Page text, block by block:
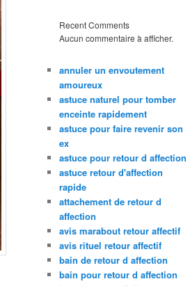
Recent Comments
Aucun commentaire à afficher.
annuler un envoutement
amoureux
astuce naturel pour tomber
enceinte rapidement
astuce pour faire revenir son
ex
astuce pour retour d affection
astuce retour d'affection
rapide
attachement de retour d
affection
avis marabout retour affectif
avis rituel retour affectif
bain de retour d affection
bain pour retour d affection